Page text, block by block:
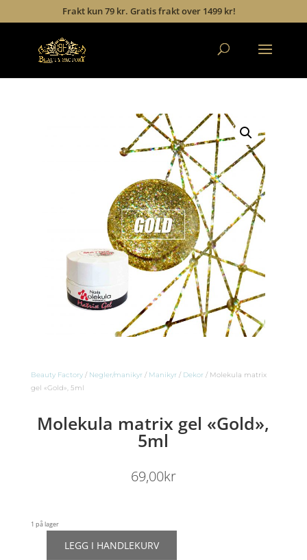
Frakt kun 79 kr. Gratis frakt over 1499 kr!
Beauty Factory/ Negler/manikyr / Manikyr / Dekor / Molekula matrix
gel «Gold», 5ml
Molekula matrix gel «Gold»,
5ml
69,00kr
1 på lager
LEGG I HANDLEKURV